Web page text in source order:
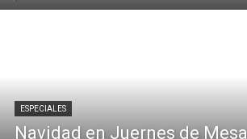
ESPECIALES
Navidad en Juernes de Mesa